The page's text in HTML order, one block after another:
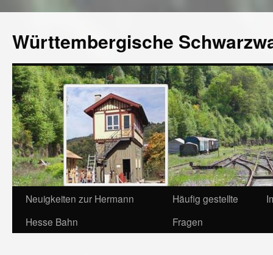
Württembergische
Neuigkeiten zur Hermann
Hesse Bahn
Häufig gestellte
Fragen